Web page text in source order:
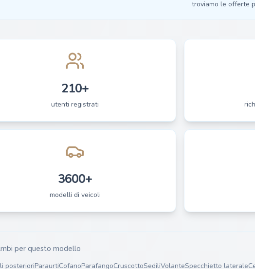
troviamo le offerte
210+
utenti registrati
3600+
modelli di veicoli
per questo modello
posterioriParaurtiCofanoParafangoCruscottoSediliVolanteSpecchietto laterale